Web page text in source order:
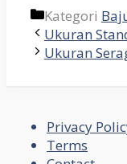
Kategori
Ukuran
Ukuran
Privacy
Terms